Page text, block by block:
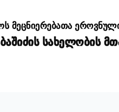
მეცნიერებათა
სახელობის